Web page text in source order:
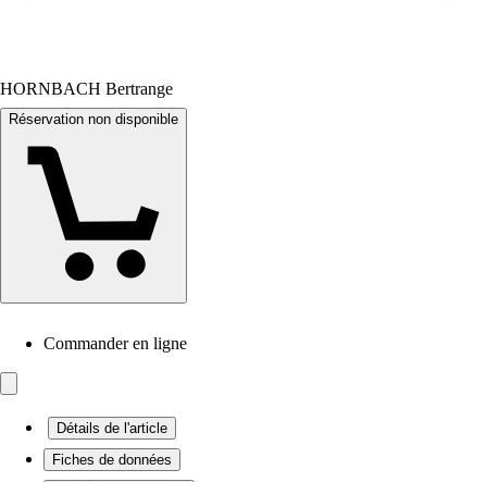
HORNBACH Bertrange
Réservation non disponible
Commander en ligne
Détails de l'article
Fiches de données